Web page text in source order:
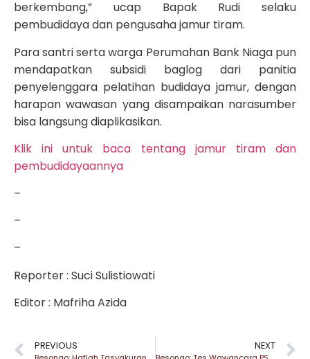
berkembang,” ucap Bapak Rudi selaku
pembudidaya dan pengusaha jamur tiram.
Para santri serta warga Perumahan Bank Niaga pun
mendapatkan subsidi baglog dari panitia
penyelenggara pelatihan budidaya jamur, dengan
harapan wawasan yang disampaikan narasumber
bisa langsung diaplikasikan.
Klik ini untuk baca tentang jamur tiram dan
pembudidayaannya
–
–
–
Reporter : Suci Sulistiowati
Editor : Mafriha Azida
PREVIOUS NEXT